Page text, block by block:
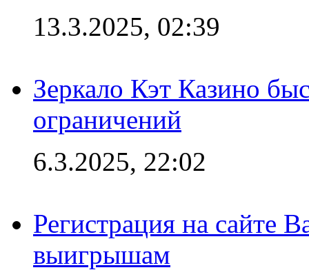
13.3.2025, 02:39
Зеркало Кэт Казино
ограничений
6.3.2025, 22:02
Регистрация на сайте
выигрышам